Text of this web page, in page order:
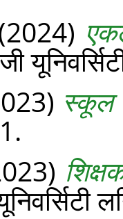
स्कूल